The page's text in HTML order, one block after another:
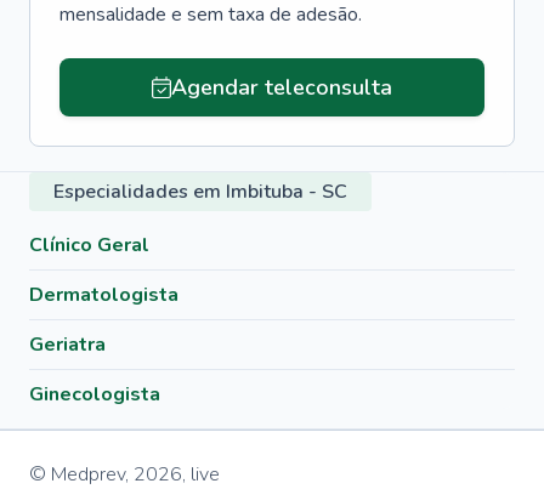
mensalidade e sem taxa de adesão.
Agendar teleconsulta
Especialidades em Imbituba - SC
Clínico Geral
Dermatologista
Geriatra
Ginecologista
© Medprev, 2026, live